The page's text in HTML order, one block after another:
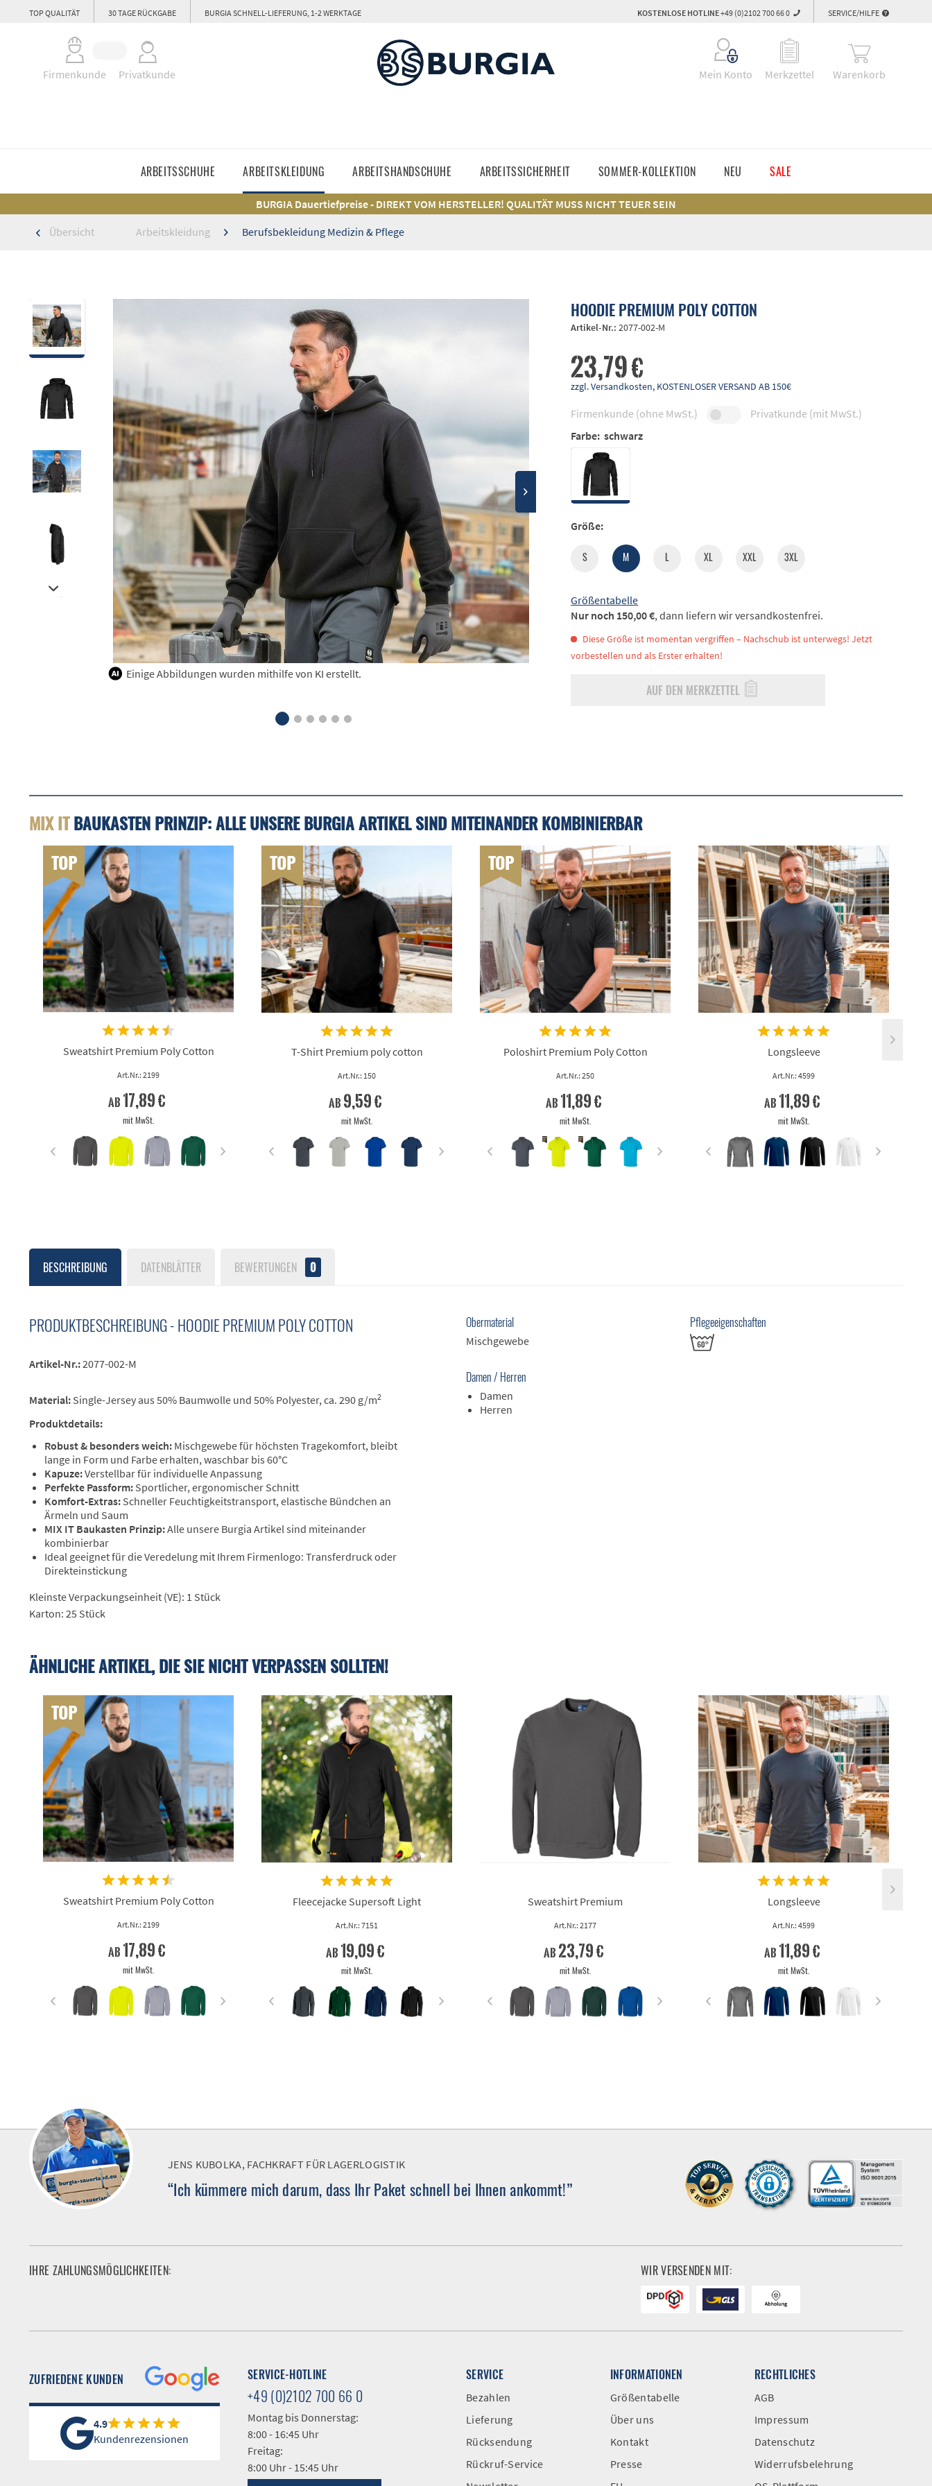
TOP QUALITÄT 30 TAGE RÜCKGABE BURGIA SCHNELL-LIEFERUNG, 1-2 WERKTAGE SERVICE/HILFE
KOSTENLOSE HOTLINE+49 (0)2102 700 66 0
Firmenkunde Privatkunde Mein Konto Merkzettel Warenkorb
ARBEITSSCHUHE ARBEITSKLEIDUNG ARBEITSHANDSCHUHE ARBEITSSICHERHEIT SOMMER-KOLLEKTION NEU SALE
BURGIA Dauertiefpreise - DIREKT VOM HERSTELLER! QUALITÄT MUSS NICHT TEUER SEIN
Übersicht
Arbeitskleidung Berufsbekleidung Medizin & Pflege
Einige Abbildungen wurden mithilfe von KI erstellt.
HOODIE PREMIUM POLY COTTON
Artikel-Nr.:2077-002-M
23,79 €
zzgl. Versandkosten, KOSTENLOSER VERSAND AB 150€
Firmenkunde (ohne MwSt.)
Privatkunde (mit MwSt.)
Farbe: schwarz
Größe:
S M L XL XXL 3XL
Größentabelle
Diese Größe ist momentan vergriffen – Nachschub ist unterwegs! Jetzt
vorbestellen und als Erster erhalten!
AUF DEN MERKZETTEL
Nur noch 150,00 €, dann liefern wir versandkostenfrei.
MIX ITBAUKASTEN PRINZIP: ALLE UNSERE BURGIA ARTIKEL SIND MITEINANDER KOMBINIERBAR
TOP
Sweatshirt Premium Poly Cotton
Art.Nr.: 2199
ab 17,89 €
mit MwSt.
TOP
T-Shirt Premium poly cotton
Art.Nr.: 150
ab 9,59 €
mit MwSt.
TOP
Poloshirt Premium Poly Cotton
Art.Nr.: 250
ab 11,89 €
mit MwSt.
Longsleeve
Art.Nr.: 4599
ab 11,89 €
mit MwSt.
BESCHREIBUNG DATENBLÄTTER BEWERTUNGEN 0
PRODUKTBESCHREIBUNG - HOODIE PREMIUM POLY COTTON
Artikel-Nr.:2077-002-M
Material: Single-Jersey aus 50% Baumwolle und 50% Polyester, ca. 290 g/m2
Produktdetails:
Robust & besonders weich: Mischgewebe für höchsten Tragekomfort, bleibt
lange in Form und Farbe erhalten, waschbar bis 60°C
Kapuze:Verstellbar für individuelle Anpassung
Perfekte Passform: Sportlicher, ergonomischer Schnitt
Komfort-Extras: Schneller Feuchtigkeitstransport, elastische Bündchen an
Ärmeln und Saum
MIX IT Baukasten Prinzip:Alle unsere Burgia Artikel sind miteinander
kombinierbar
Ideal geeignet für die Veredelung mit Ihrem Firmenlogo: Transferdruck oder
Direkteinstickung
Kleinste Verpackungseinheit (VE): 1 Stück
Karton: 25 Stück
Obermaterial
Mischgewebe
Damen / Herren
Damen
Herren
Pflegeeigenschaften
ÄHNLICHE ARTIKEL, DIE SIE NICHT VERPASSEN SOLLTEN!
TOP
Sweatshirt Premium Poly Cotton
Art.Nr.: 2199
ab 17,89 €
mit MwSt.
Fleecejacke Supersoft Light
Art.Nr.: 7151
ab 19,09 €
mit MwSt.
Sweatshirt Premium
Art.Nr.: 2177
ab 23,79 €
mit MwSt.
Longsleeve
Art.Nr.: 4599
ab 11,89 €
mit MwSt.
JENS KUBOLKA, FACHKRAFT FÜR LAGERLOGISTIK
“Ich kümmere mich darum, dass Ihr Paket schnell bei Ihnen ankommt!”
IHRE ZAHLUNGSMÖGLICHKEITEN: WIR VERSENDEN MIT:
ZUFRIEDENE KUNDEN
4.9
Kundenrezensionen
SERVICE-HOTLINE
+49 (0)2102 700 66 0
Montag bis Donnerstag:
8:00 - 16:45 Uhr
Freitag:
8:00 Uhr - 15:45 Uhr
SERVICE
Bezahlen
Lieferung
Rücksendung
Rückruf-Service
INFORMATIONEN
Größentabelle
Über uns
Kontakt
Presse
RECHTLICHES
AGB
Impressum
Datenschutz
Widerrufsbelehrung